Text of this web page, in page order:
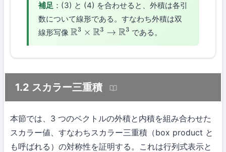
補足 ：(3) と (4) を合わせると、外積は各引
数について線形である。すなわち外積は双
線形写像R3 ×R 3→ R3 である。
1.2 スカラー三重積
本節では、3 つのベクトルの外積と内積を組み合わせた
スカラー値、すなわちスカラー三重積（box product と
も呼ばれる）の対称性を証明する。これは行列式表示と